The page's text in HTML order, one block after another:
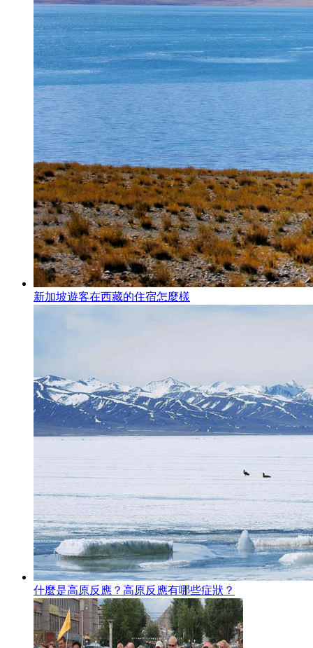
新加坡遊客在西藏的住宿怎麼樣
什麼是高原反應？高原反應有哪些症狀？